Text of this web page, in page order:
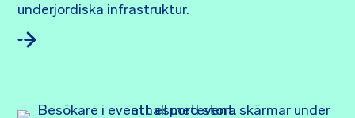
underjordiska infrastruktur.